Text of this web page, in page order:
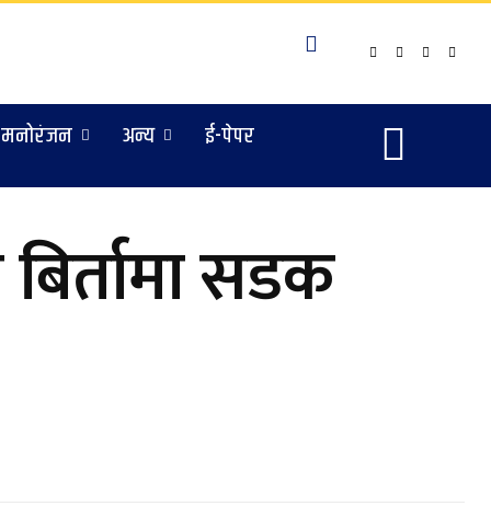
मनोरंजन अन्य ई-पेपर
बिर्तामा सडक